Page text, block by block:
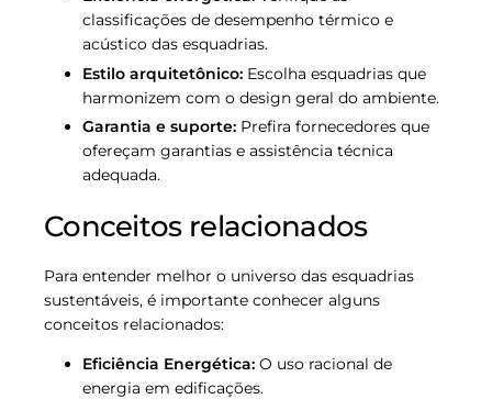
classificações de desempenho térmico e
acústico das esquadrias.
Estilo arquitetônico: Escolha esquadrias que
harmonizem com o design geral do ambiente.
Garantia e suporte: Prefira fornecedores que
ofereçam garantias e assistência técnica
adequada.
Conceitos relacionados
Para entender melhor o universo das esquadrias
sustentáveis, é importante conhecer alguns
conceitos relacionados:
Eficiência Energética: O uso racional de
energia em edificações.